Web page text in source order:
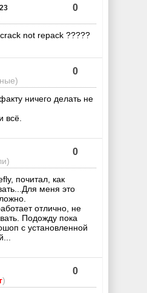
0
not repack ?????
0
ничего делать не
всё.
0
почитал, как
меня это
отлично, не
Подожду пока
с установленной
)
0